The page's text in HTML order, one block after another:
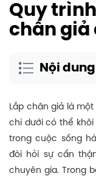
Quy
chân giả
Nội dung
Lắp chân giả là
chi dưới có thể
trong cuộc sống
đòi hỏi sự cẩn
chuyên gia. Trong